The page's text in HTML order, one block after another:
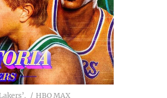
HBO MAX